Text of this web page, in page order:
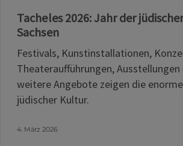
Tacheles 2026: Jahr der
Sachsen
Festivals, Kunstinstallationen,
Theateraufführungen, Ausstellungen
weitere Angebote zeigen die
jüdischer Kultur.
4. März 2026